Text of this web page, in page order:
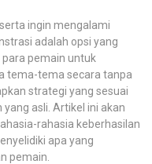
ingin mengalami
adalah opsi yang
pemain untuk
tema-tema secara tanpa
strategi yang sesuai
asli. Artikel ini akan
rahasia keberhasilan
apa yang
pemain.